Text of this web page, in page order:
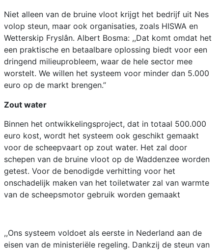
Niet alleen van de bruine vloot krijgt het bedrijf uit Nes
volop steun, maar ook organisaties, zoals HISWA en
Wetterskip Fryslân. Albert Bosma: ,,Dat komt omdat het
een praktische en betaalbare oplossing biedt voor een
dringend milieuprobleem, waar de hele sector mee
worstelt. We willen het systeem voor minder dan 5.000
euro op de markt brengen.’’
Zout water
Binnen het ontwikkelingsproject, dat in totaal 500.000
euro kost, wordt het systeem ook geschikt gemaakt
voor de scheepvaart op zout water. Het zal door
schepen van de bruine vloot op de Waddenzee worden
getest. Voor de benodigde verhitting voor het
onschadelijk maken van het toiletwater zal van warmte
van de scheepsmotor gebruik worden gemaakt
,,Ons systeem voldoet als eerste in Nederland aan de
eisen van de ministeriële regeling. Dankzij de steun van